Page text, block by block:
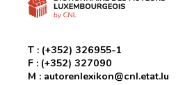
T : (+352) 326955-1
F : (+352) 327090
M : autorenlexikon@cnl.etat.lu